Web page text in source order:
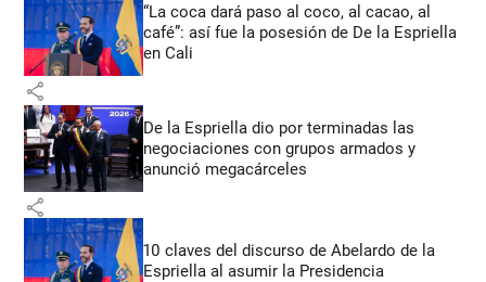
“La coca dará paso al coco, al cacao, al
café”: así fue la posesión de De la Espriella
en Cali
share
De la Espriella dio por terminadas las
negociaciones con grupos armados y
anunció megacárceles
share
10 claves del discurso de Abelardo de la
Espriella al asumir la Presidencia